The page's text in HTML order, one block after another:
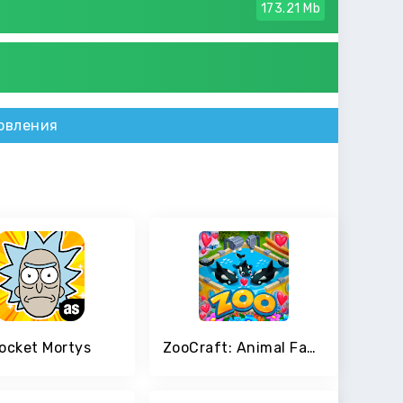
173.21 Mb
Mortys ZooCraft: Animal Family